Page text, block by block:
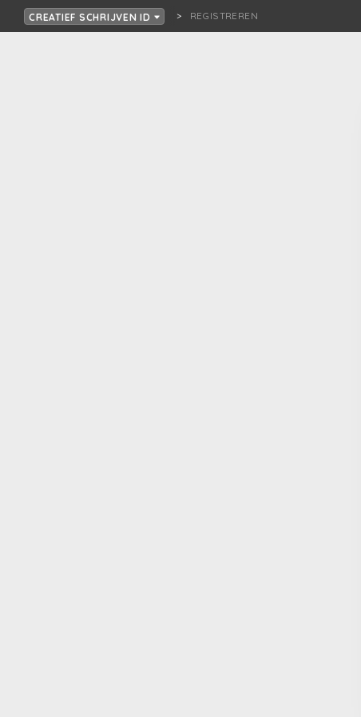
CREATIEF SCHRIJVEN ID REGISTREREN